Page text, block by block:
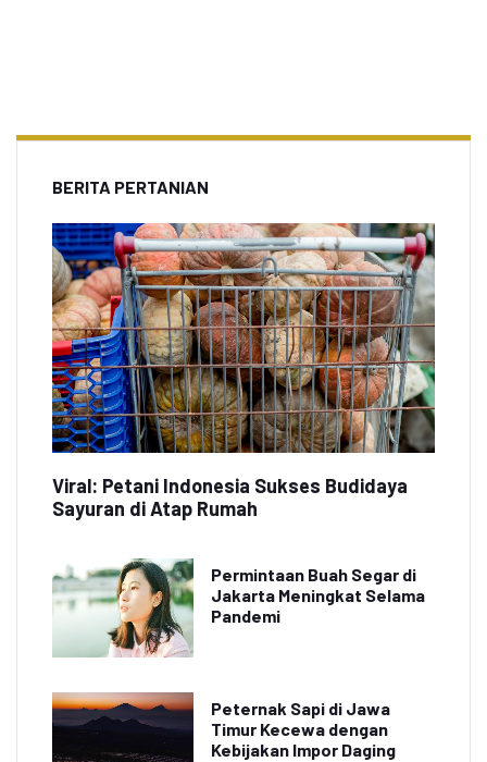
BERITA PERTANIAN
Viral: Petani Indonesia Sukses Budidaya
Sayuran di Atap Rumah
Permintaan Buah Segar di
Jakarta Meningkat Selama
Pandemi
Peternak Sapi di Jawa
Timur Kecewa dengan
Kebijakan Impor Daging